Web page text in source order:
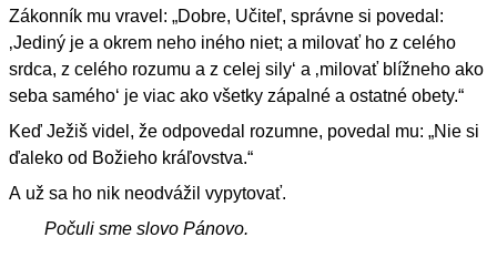
Zákonník mu vravel: „Dobre, Učiteľ, správne si povedal:
‚Jediný je a okrem neho iného niet; a milovať ho z celého
srdca, z celého rozumu a z celej sily‘ a ‚milovať blížneho ako
seba samého‘ je viac ako všetky zápalné a ostatné obety.“
Keď Ježiš videl, že odpovedal rozumne, povedal mu: „Nie si
ďaleko od Božieho kráľovstva.“
A už sa ho nik neodvážil vypytovať.
Počuli sme slovo Pánovo.